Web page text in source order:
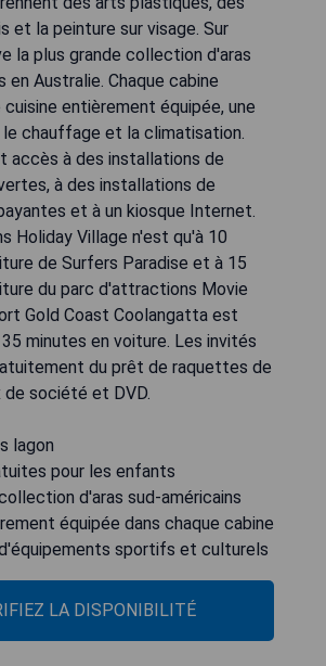
et la peinture sur visage. Sur
la plus grande collection d'aras
en Australie. Chaque cabine
entièrement équipée, une
le chauffage et la climatisation.
accès à des installations de
à des installations de
et à un kiosque Internet.
Holiday Village n'est qu'à 10
de Surfers Paradise et à 15
du parc d'attractions Movie
Gold Coast Coolangatta est
minutes en voiture. Les invités
du prêt de raquettes de
de société et DVD.
lagon
pour les enfants
d'aras sud-américains
équipée dans chaque cabine
sportifs et culturels
LA DISPONIBILITÉ